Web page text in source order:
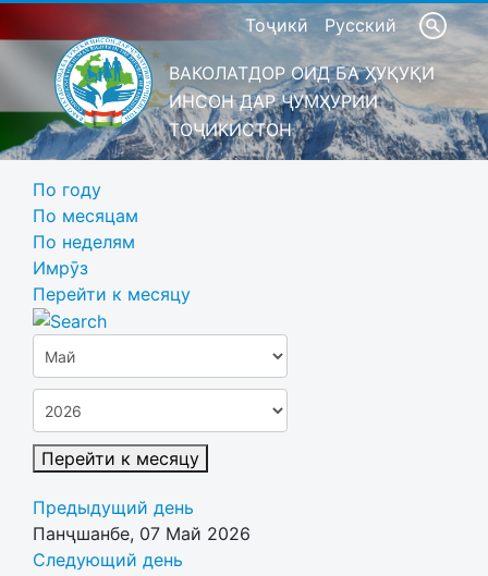
Тоҷикӣ Русский
ВАКОЛАТДОР ОИД БА ҲУҚУҚИ
ИНСОН ДАР ҶУМҲУРИИ
ТОҶИКИСТОН
По году
По месяцам
По неделям
Имрӯз
Перейти к месяцу
Перейти к месяцу
Предыдущий день
Панҷшанбе, 07 Май 2026
Следующий день